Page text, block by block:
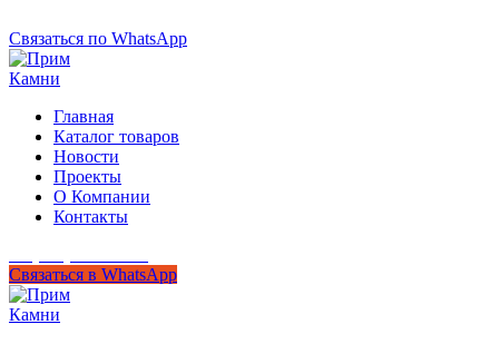
Связаться по WhatsApp
Главная
Каталог товаров
Новости
Проекты
О Компании
Контакты
Связаться в WhatsApp